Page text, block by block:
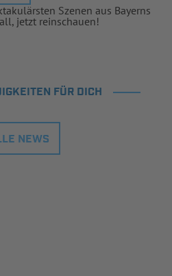
Szenen aus Bayerns
jetzt reinschauen!
FÜR DICH
NEWS